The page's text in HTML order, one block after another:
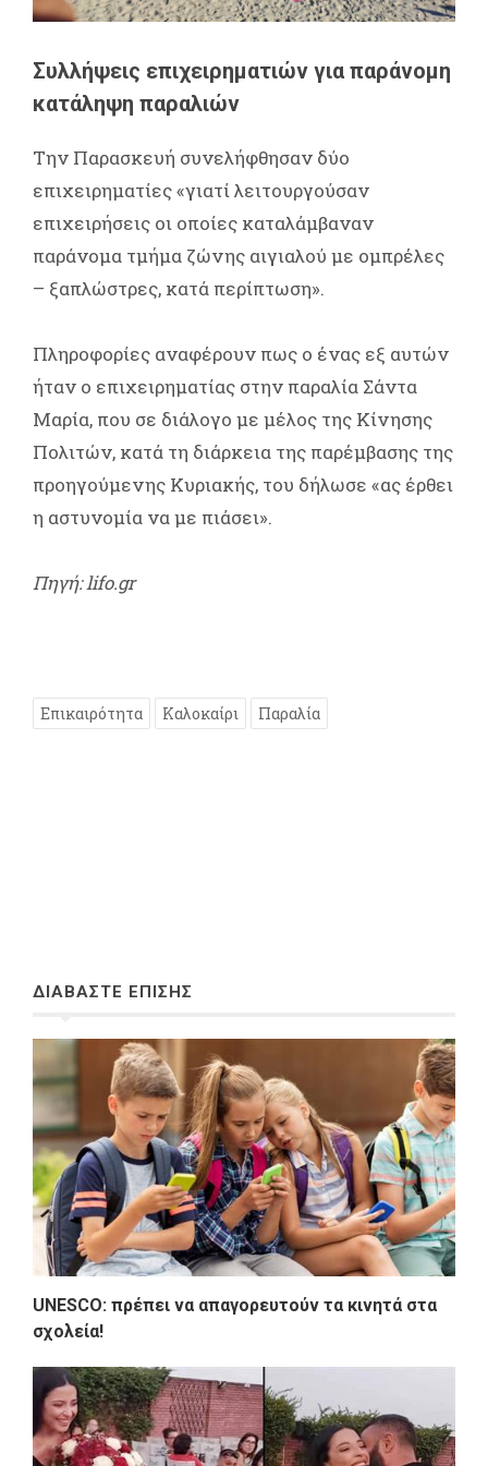
Συλλήψεις επιχειρηματιών για παράνομη
κατάληψη παραλιών
Την Παρασκευή συνελήφθησαν δύο
επιχειρηματίες «γιατί λειτουργούσαν
επιχειρήσεις οι οποίες καταλάμβαναν
παράνομα τμήμα ζώνης αιγιαλού με ομπρέλες
– ξαπλώστρες, κατά περίπτωση».
Πληροφορίες αναφέρουν πως ο ένας εξ αυτών
ήταν ο επιχειρηματίας στην παραλία Σάντα
Μαρία, που σε διάλογο με μέλος της Κίνησης
Πολιτών, κατά τη διάρκεια της παρέμβασης της
προηγούμενης Κυριακής, του δήλωσε «ας έρθει
η αστυνομία να με πιάσει».
Πηγή: lifo.gr
Επικαιρότητα Καλοκαίρι Παραλία
ΔΙΑΒΑΣΤΕ ΕΠΙΣΗΣ
UNESCO: πρέπει να απαγορευτούν τα κινητά στα
σχολεία!